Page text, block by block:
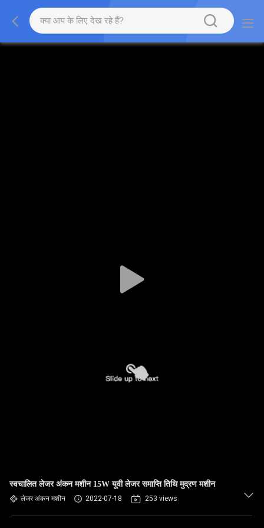
स्वचालित लेजर अंकन मशीन 15W यूवी लेजर समाप्ति तिथि मुद्रण मशीन
लेजर अंकन मशीन 2022-07-18 253 views